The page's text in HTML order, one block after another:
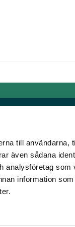
till användarna,
även sådana
analysföretag som
information